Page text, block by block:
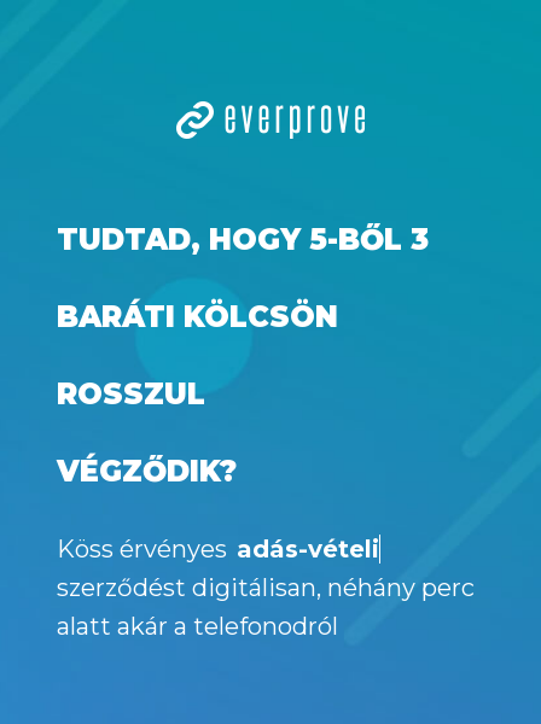
TUDTAD, HOGY 5-BŐL 3
BARÁTI KÖLCSÖN
ROSSZUL
VÉGZŐDIK?
Köss érvényes adás-vételi
szerződést digitálisan, néhány perc
alatt akár a telefonodról